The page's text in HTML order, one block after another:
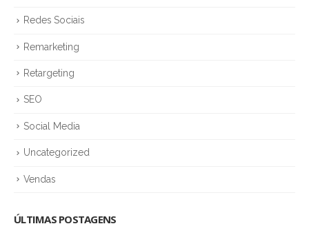
Redes Sociais
Remarketing
Retargeting
SEO
Social Media
Uncategorized
Vendas
ÚLTIMAS POSTAGENS